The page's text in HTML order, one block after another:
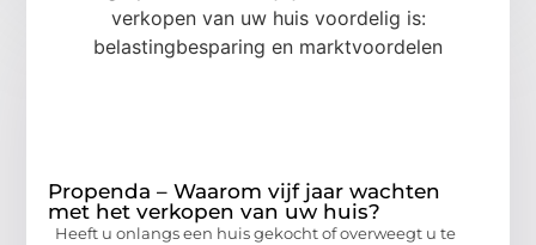
Propenda – Waarom vijf jaar wachten
met het verkopen van uw huis?
Heeft u onlangs een huis gekocht of overweegt u te